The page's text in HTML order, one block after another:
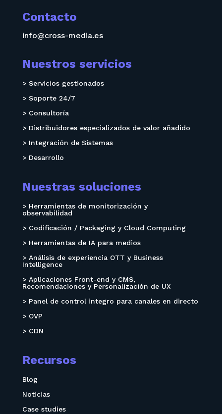
Contacto
info@cross-media.es
Nuestros servicios
> Servicios gestionados
> Soporte 24/7
> Consultoría
> Distribuidores especializados de valor añadido
> Integración de Sistemas
> Desarrollo
Nuestras soluciones
> Herramientas de monitorización y
observabilidad
> Codificación / Packaging y Cloud Computing
> Herramientas de IA para medios
> Análisis de experiencia OTT y Business
Intelligence
> Aplicaciones Front-end y CMS,
Recomendaciones y Personalización de UX
> Panel de control integro para canales en directo
> OVP
> CDN
Recursos
Blog
Noticias
Case studies